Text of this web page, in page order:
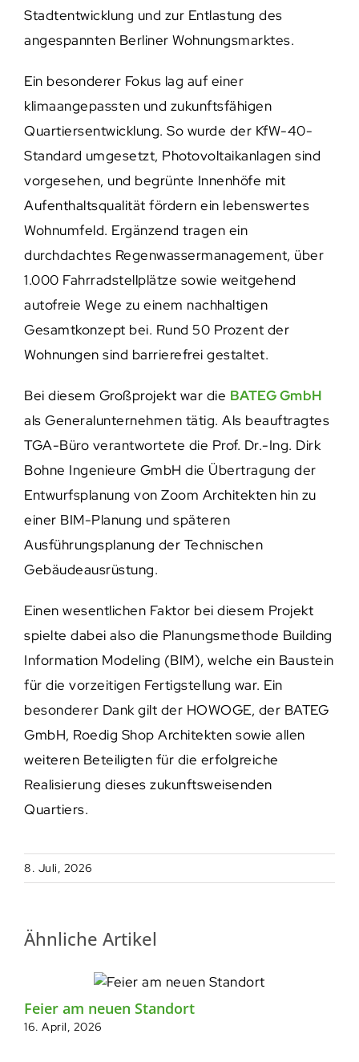
Stadtentwicklung und zur Entlastung des
angespannten Berliner Wohnungsmarktes.
Ein besonderer Fokus lag auf einer
klimaangepassten und zukunftsfähigen
Quartiersentwicklung. So wurde der KfW-40-
Standard umgesetzt, Photovoltaikanlagen sind
vorgesehen, und begrünte Innenhöfe mit
Aufenthaltsqualität fördern ein lebenswertes
Wohnumfeld. Ergänzend tragen ein
durchdachtes Regenwassermanagement, über
1.000 Fahrradstellplätze sowie weitgehend
autofreie Wege zu einem nachhaltigen
Gesamtkonzept bei. Rund 50 Prozent der
Wohnungen sind barrierefrei gestaltet.
Bei diesem Großprojekt war die BATEG GmbH
als Generalunternehmen tätig. Als beauftragtes
TGA-Büro verantwortete die Prof. Dr.-Ing. Dirk
Bohne Ingenieure GmbH die Übertragung der
Entwurfsplanung von Zoom Architekten hin zu
einer BIM-Planung und späteren
Ausführungsplanung der Technischen
Gebäudeausrüstung.
Einen wesentlichen Faktor bei diesem Projekt
spielte dabei also die Planungsmethode Building
Information Modeling (BIM), welche ein Baustein
für die vorzeitigen Fertigstellung war. Ein
besonderer Dank gilt der HOWOGE, der BATEG
GmbH, Roedig Shop Architekten sowie allen
weiteren Beteiligten für die erfolgreiche
Realisierung dieses zukunftsweisenden
Quartiers.
8. Juli, 2026
Ähnliche Artikel
Feier am neuen Standort
16. April, 2026